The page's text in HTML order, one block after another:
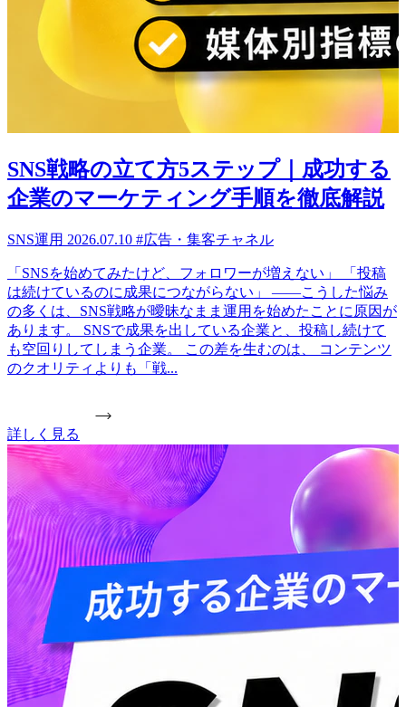
SNS戦略の立て方5ステップ｜成功する
企業のマーケティング手順を徹底解説
SNS運用 2026.07.10 #広告・集客チャネル
「SNSを始めてみたけど、フォロワーが増えない」 「投稿
は続けているのに成果につながらない」 ——こうした悩み
の多くは、SNS戦略が曖昧なまま運用を始めたことに原因が
あります。 SNSで成果を出している企業と、投稿し続けて
も空回りしてしまう企業。 この差を生むのは、 コンテンツ
のクオリティよりも「戦...
詳しく見る